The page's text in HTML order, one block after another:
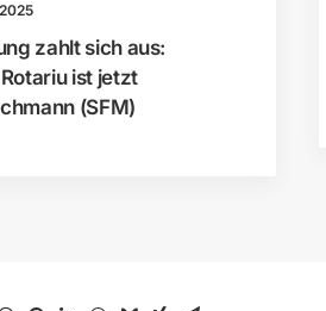
zahlt sich aus:
ist jetzt
(SFM)